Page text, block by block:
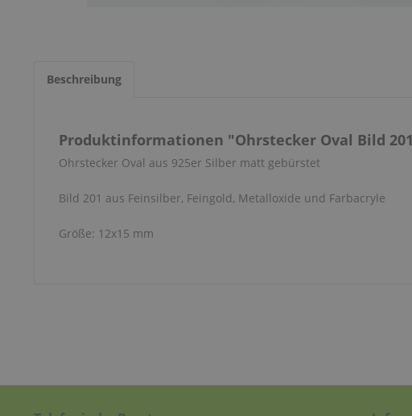
Beschreibung
Produktinformationen "Ohrstecker Oval Bild
Ohrstecker Oval aus 925er Silber matt gebürstet
Bild 201 aus Feinsilber, Feingold, Metalloxide und Farbacryle
Größe: 12x15 mm